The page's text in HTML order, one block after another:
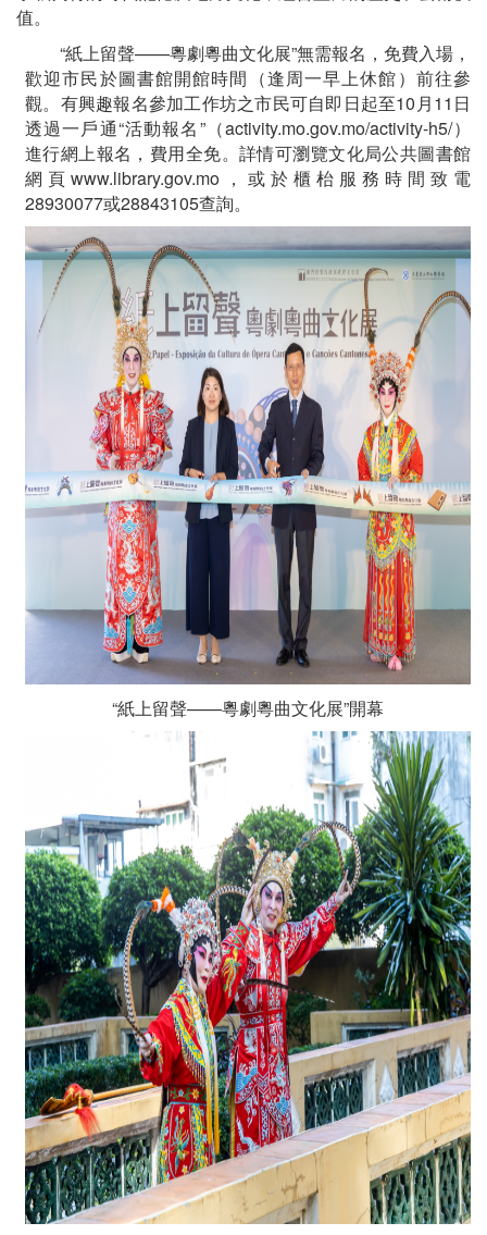
值。
“紙上留聲——粵劇粵曲文化展”無需報名，免費入場，
歡迎市民於圖書館開館時間（逢周一早上休館）前往參
觀。有興趣報名參加工作坊之市民可自即日起至10月11日
透過一戶通“活動報名”（activity.mo.gov.mo/activity-h5/）
進行網上報名，費用全免。詳情可瀏覽文化局公共圖書館
網頁www.library.gov.mo，或於櫃枱服務時間致電
28930077或28843105查詢。
“紙上留聲——粵劇粵曲文化展”開幕